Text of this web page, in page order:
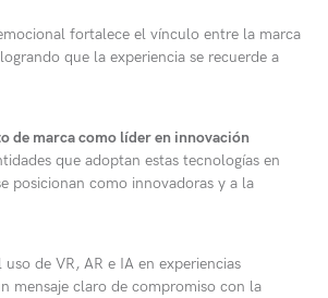
fortalece el vínculo entre la marca
que la experiencia se recuerde a
de marca como líder en innovación
que adoptan estas tecnologías en
posicionan como innovadoras y a la
de VR, AR e IA en experiencias
mensaje claro de compromiso con la